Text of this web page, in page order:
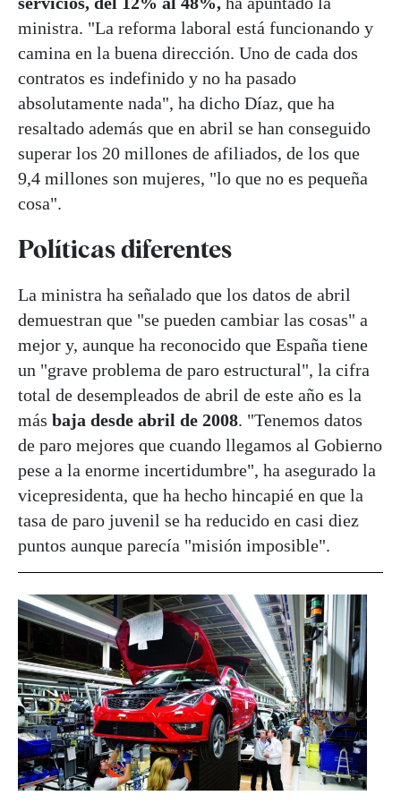
ministra. "La reforma laboral está funcionando y
camina en la buena dirección. Uno de cada dos
contratos es indefinido y no ha pasado
absolutamente nada", ha dicho Díaz, que ha
resaltado además que en abril se han conseguido
superar los 20 millones de afiliados, de los que
9,4 millones son mujeres, "lo que no es pequeña
cosa".
Políticas diferentes
La ministra ha señalado que los datos de abril
demuestran que "se pueden cambiar las cosas" a
mejor y, aunque ha reconocido que España tiene
un "grave problema de paro estructural", la cifra
total de desempleados de abril de este año es la
más baja desde abril de 2008. "Tenemos datos
de paro mejores que cuando llegamos al Gobierno
pese a la enorme incertidumbre", ha asegurado la
vicepresidenta, que ha hecho hincapié en que la
tasa de paro juvenil se ha reducido en casi diez
puntos aunque parecía "misión imposible".